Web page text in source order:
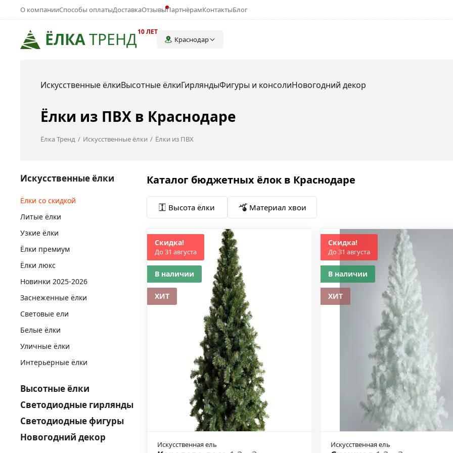
ЁЛКАТРЕНД10 ЛЕТ
Краснодар
О компанииСпособы оплатыДоставкаОтзывыПартнёрамКонтактыБлог
Искусственные ёлкиВысотные ёлкиГирляндыФигуры и консолиНовогодний декор
Ёлки из ПВХ в Краснодаре
Ёлка Тренд Искусственные ёлки Ёлки из ПВХ
Искусственные ёлки
Ёлки со скидкой
Литые ёлки
Узкие ёлки
Ёлки премиум
Ёлки люкс
Новинки 2025-2026
Заснеженные ёлки
Световые ели
Белые ёлки
Уличные ёлки
Интерьерные ёлки
Высотные ёлки
Светодиодные гирлянды
Светодиодные фигуры
Новогодний декор
Каталог бюджетных ёлок в Краснодаре
Высота ёлки Материал хвои
Искусственная ель
Скидка!
До 31 августа
В наличии
ХИТ
Искусственная ель
Скидка!
До 31 августа
В наличии
ХИТ